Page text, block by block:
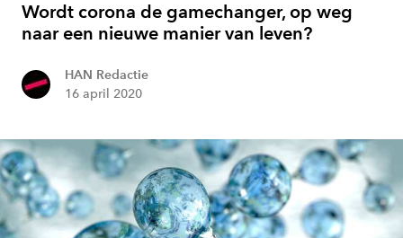
Wordt corona de gamechanger, op weg
naar een nieuwe manier van leven?
HAN Redactie
16 april 2020